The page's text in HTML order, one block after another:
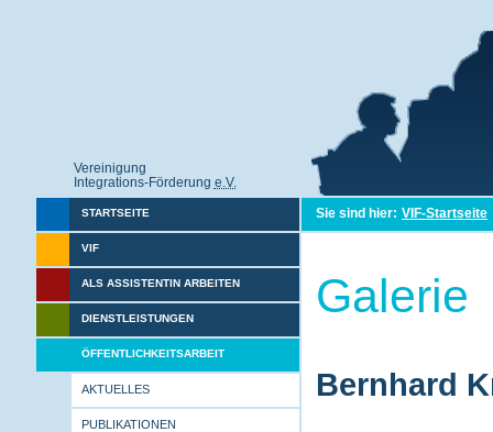
Vereinigung
Integrations-Förderung e.V.
STARTSEITE
VIF
ALS ASSISTENTIN ARBEITEN
DIENSTLEISTUNGEN
ÖFFENTLICHKEITSARBEIT
AKTUELLES
PUBLIKATIONEN
Sie sind hier: VIF-Startseite
Galerie
Bernhard